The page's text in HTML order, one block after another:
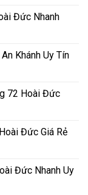
Đức Nhanh
Khánh Uy Tín
72 Hoài Đức
Đức Giá Rẻ
Đức Nhanh Uy